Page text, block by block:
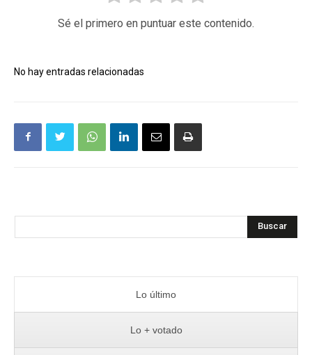
Sé el primero en puntuar este contenido.
No hay entradas relacionadas
Buscar
Lo último
Lo + votado